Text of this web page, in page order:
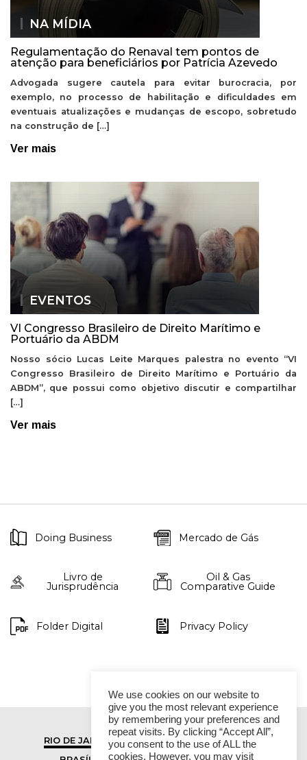
NA MÍDIA
Regulamentação do Renaval tem pontos de
atenção para beneficiários por Patrícia Azevedo
Advogada sugere cautela para evitar burocracia, por
exemplo, no processo de habilitação e dificuldades em
eventuais atualizações e mudanças de escopo, sobretudo
na construção de […]
Ver mais
EVENTOS
VI Congresso Brasileiro de Direito Marítimo e
Portuário da ABDM
Nosso sócio Lucas Leite Marques palestra no evento “VI
Congresso Brasileiro de Direito Marítimo e Portuário da
ABDM”, que possui como objetivo discutir e compartilhar
[…]
Ver mais
Doing Business Mercado de Gás
Livro de
Jurisprudência
Oil & Gas
Comparative Guide
Folder Digital Privacy Policy
RIO DE JANEIRO
SÃO PAULO
We use cookies on our website to
give you the most relevant experience
by remembering your preferences and
repeat visits. By clicking “Accept All”,
you consent to the use of ALL the
cookies. However, you may visit